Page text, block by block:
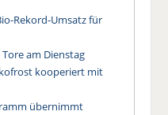
Rekord-Umsatz für
am Dienstag
kooperiert mit
übernimmt